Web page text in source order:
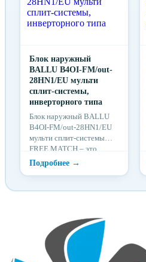
многоквартирных домах,
коттеджах, офисах,
гостиницах, ресторанах.
Блок наружный
BALLU B4OI-FM/out-
28HN1/EU мульти
сплит-системы,
инверторного типа
Блок наружный BALLU
B4OI-FM/out-28HN1/EU
мульти сплит-системы
FREE MATCH – это
климатическое
оборудование нового
незаменимо при решении
многоквартирных домах,
коттеджах, офисах,
гостиницах, ресторанах.